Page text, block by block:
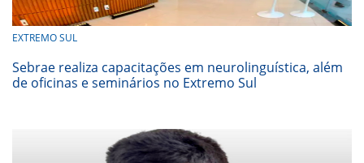
EXTREMO SUL
Sebrae realiza capacitações em neurolinguística, além
de oficinas e seminários no Extremo Sul